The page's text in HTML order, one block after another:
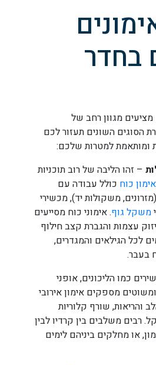
בחדר
מציעים מגוון רחב של
הסוגים השונים תעזור לכם
ומותאמת למטרות שלכם:
– זהו הליבה של רוב תוכניות
אימון כוח כולל עבודה עם
משקולות יד), מכשירי
משקל גוף. אימוני כוח מסייעים
עצמות והגברת קצב חילוף
לכל הגילאים והמגדרים,
בעבר.
כמו הליכונים, אופני
מספקים אימון אירובי
שורף קלוריות
רבים משלבים בין קרדיו לבין
או מחלקים ביניהם לימים